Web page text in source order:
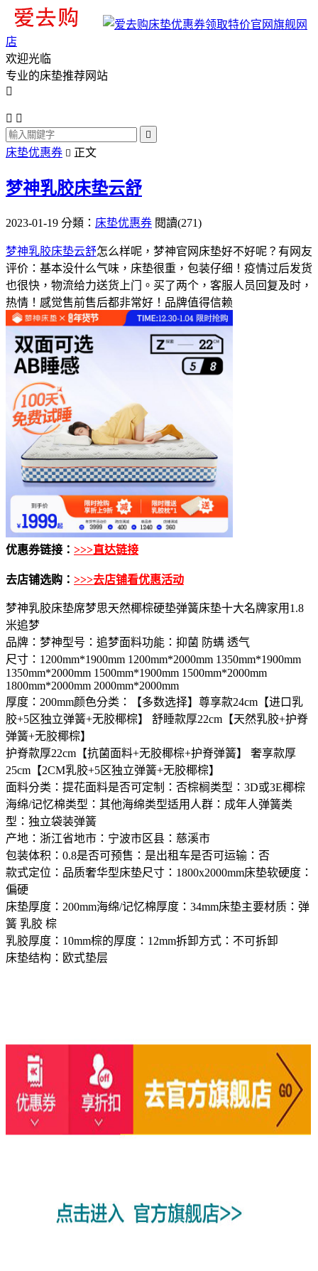
旗舰网
店
欢迎光临
专业的床垫推荐网站

 

床垫优惠券  正文
梦神乳胶床垫云舒
2023-01-19 分類： 床垫优惠券 閱讀(271)
梦神乳胶床垫云舒怎么样呢，梦神官网床垫好不好呢？有网友
评价：基本没什么气味，床垫很重，包装仔细！疫情过后发货
也很快，物流给力送货上门。买了两个，客服人员回复及时，
热情！感觉售前售后都非常好！品牌值得信赖
优惠券链接： >>>直达链接
去店铺选购： >>>去店铺看优惠活动
梦神乳胶床垫席梦思天然椰棕硬垫弹簧床垫十大名牌家用1.8
米追梦
品牌：梦神型号：追梦面料功能：抑菌 防螨 透气
尺寸：1200mm*1900mm 1200mm*2000mm 1350mm*1900mm
1350mm*2000mm 1500mm*1900mm 1500mm*2000mm
1800mm*2000mm 2000mm*2000mm
厚度：200mm颜色分类：【多数选择】尊享款24cm【进口乳
胶+5区独立弹簧+无胶椰棕】 舒睡款厚22cm【天然乳胶+护脊
弹簧+无胶椰棕】
护脊款厚22cm【抗菌面料+无胶椰棕+护脊弹簧】 奢享款厚
25cm【2CM乳胶+5区独立弹簧+无胶椰棕】
面料分类：提花面料是否可定制：否棕榈类型：3D或3E椰棕
海绵/记忆棉类型：其他海绵类型适用人群：成年人弹簧类
型：独立袋装弹簧
产地：浙江省地市：宁波市区县：慈溪市
包装体积：0.8是否可预售：是出租车是否可运输：否
款式定位：品质奢华型床垫尺寸：1800x2000mm床垫软硬度：
偏硬
床垫厚度：200mm海绵/记忆棉厚度：34mm床垫主要材质：弹
簧 乳胶 棕
乳胶厚度：10mm棕的厚度：12mm拆卸方式：不可拆卸
床垫结构：欧式垫层